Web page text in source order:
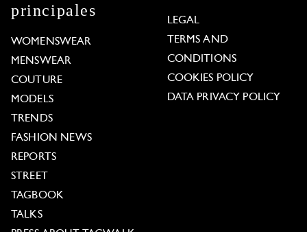
principales
WOMENSWEAR
MENSWEAR
COUTURE
MODELS
TRENDS
FASHION NEWS
REPORTS
STREET
TAGBOOK
TALKS
LEGAL
TERMS AND
CONDITIONS
COOKIES POLICY
DATA PRIVACY POLICY